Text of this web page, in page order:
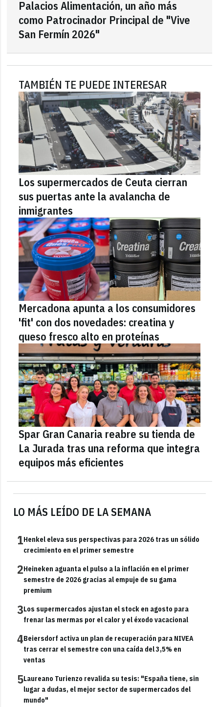
LO MÁS LEÍDO DE LA SEMANA
1Henkel eleva sus perspectivas para 2026 tras un sólido
crecimiento en el primer semestre
2Heineken aguanta el pulso a la inflación en el primer
semestre de 2026 gracias al empuje de su gama
premium
3Los supermercados ajustan el stock en agosto para
frenar las mermas por el calor y el éxodo vacacional
4Beiersdorf activa un plan de recuperación para NIVEA
tras cerrar el semestre con una caída del 3,5% en
ventas
5Laureano Turienzo revalida su tesis: "España tiene, sin
lugar a dudas, el mejor sector de supermercados del
mundo"
Palacios Alimentación, un año más
como Patrocinador Principal de "Vive
San Fermín 2026"
TAMBIÉN TE PUEDE INTERESAR
Los supermercados de Ceuta cierran
sus puertas ante la avalancha de
inmigrantes
Mercadona apunta a los consumidores
'fit' con dos novedades: creatina y
queso fresco alto en proteínas
Spar Gran Canaria reabre su tienda de
La Jurada tras una reforma que integra
equipos más eficientes